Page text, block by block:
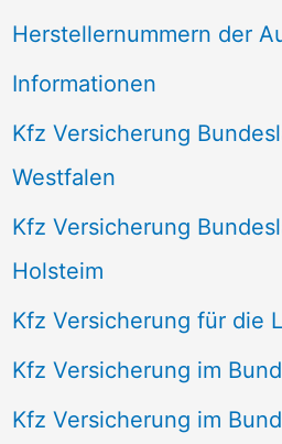
Herstellernummern der
Informationen
Kfz Versicherung
Westfalen
Kfz Versicherung
Holsteim
Kfz Versicherung für die
Kfz Versicherung im
Kfz Versicherung im